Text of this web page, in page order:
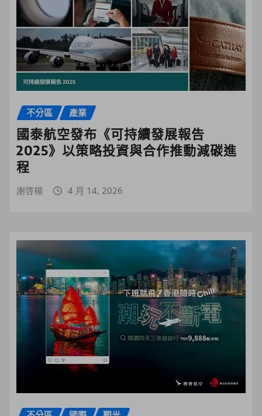
不分區 產業
國泰航空發布《可持續發展報告
2025》以策略投資與合作推動減碳進
程
謝啓楊 4 月 14, 2026